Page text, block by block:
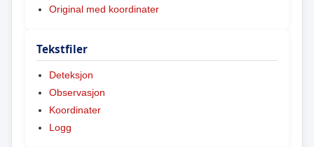
Original med koordinater
Tekstfiler
Deteksjon
Observasjon
Koordinater
Logg